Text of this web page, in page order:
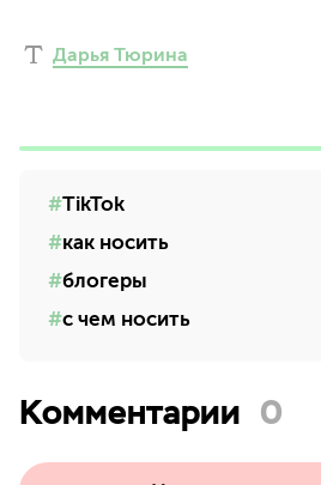
Дарья Тюрина
TikTok
как носить
блогеры
с чем носить
Комментарии 0